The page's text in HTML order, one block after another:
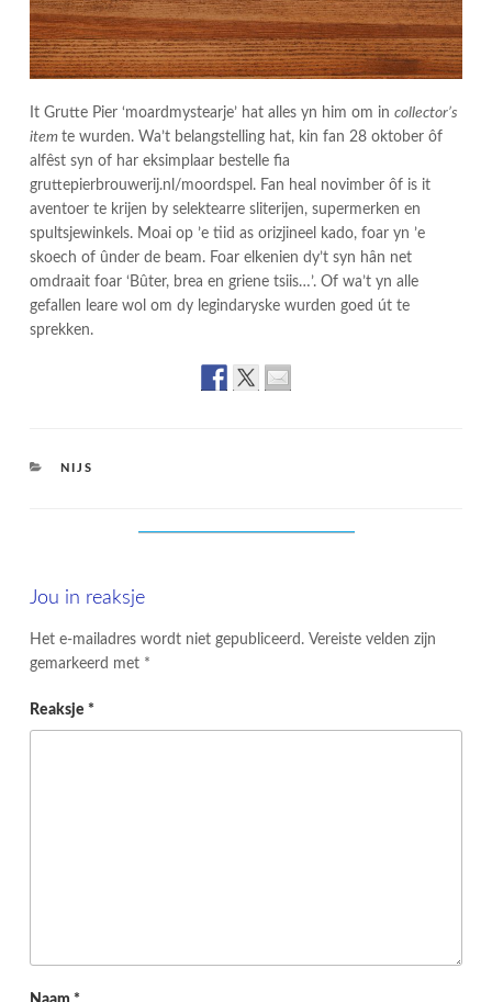
It Grutte Pier ‘moardmystearje’ hat alles yn him om in collector’s
item te wurden. Wa’t belangstelling hat, kin fan 28 oktober ôf
alfêst syn of har eksimplaar bestelle fia
gruttepierbrouwerij.nl/moordspel. Fan heal novimber ôf is it
aventoer te krijen by selektearre sliterijen, supermerken en
spultsjewinkels. Moai op ’e tiid as orizjineel kado, foar yn ’e
skoech of ûnder de beam. Foar elkenien dy’t syn hân net
omdraait foar ‘Bûter, brea en griene tsiis…’. Of wa’t yn alle
gefallen leare wol om dy legindaryske wurden goed út te
sprekken.
CATEGORIES
NIJS
Jou in reaksje
Het e-mailadres wordt niet gepubliceerd. Vereiste velden zijn
gemarkeerd met *
Reaksje *